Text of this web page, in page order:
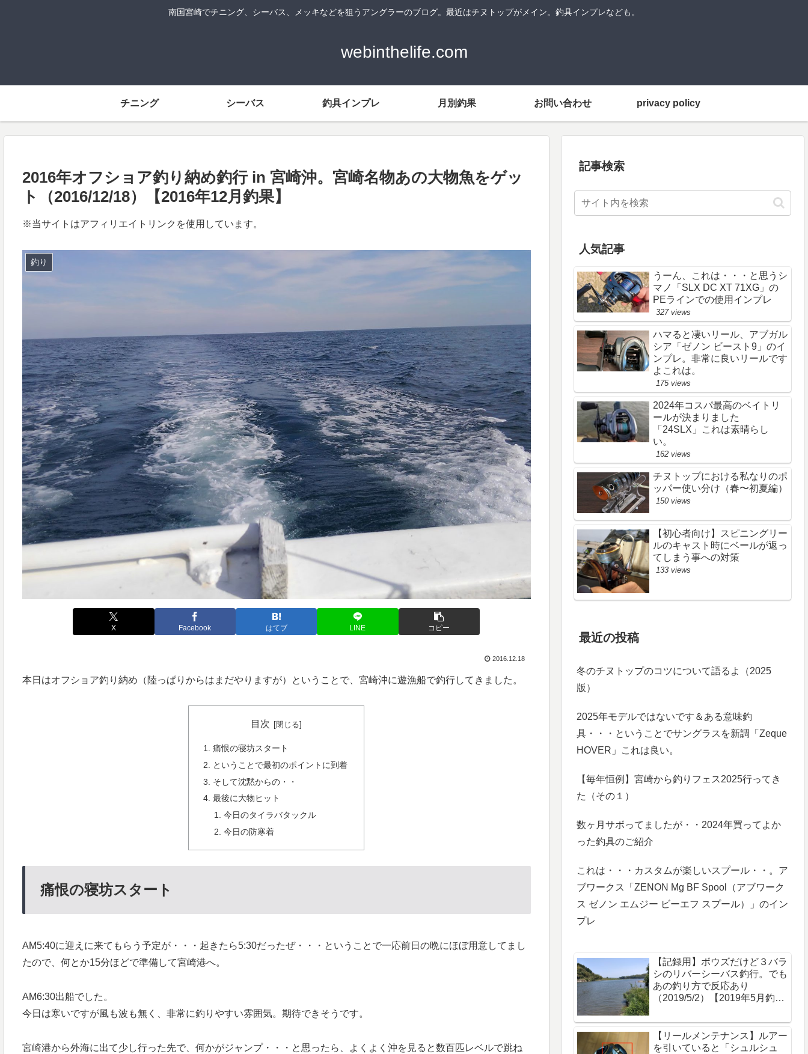
南国宮崎でチニング、シーバス、メッキなどを狙うアングラーのブログ。最近はチヌトップがメイン。釣具インプレなども。
webinthelife.com
チニング シーバス 釣具インプレ 月別釣果 お問い合わせ privacy policy
2016年オフショア釣り納め釣行 in 宮崎沖。宮崎名物あの大物魚をゲッ
ト（2016/12/18）【2016年12月釣果】
※当サイトはアフィリエイトリンクを使用しています。
釣り
X Facebook はてブ LINE コピー
2016.12.18
本日はオフショア釣り納め（陸っぱりからはまだやりますが）ということで、宮崎沖に遊漁船で釣行してきました。
目次
痛恨の寝坊スタート
ということで最初のポイントに到着
そして沈黙からの・・
最後に大物ヒット
今日のタイラバタックル
今日の防寒着
痛恨の寝坊スタート
AM5:40に迎えに来てもらう予定が・・・起きたら5:30だったぜ・・・ということで一応前日の晩にほぼ用意してまし
たので、何とか15分ほどで準備して宮崎港へ。
AM6:30出船でした。
今日は寒いですが風も波も無く、非常に釣りやすい雰囲気。期待できそうです。
宮崎港から外海に出て少し行った先で、何かがジャンプ・・・と思ったら、よくよく沖を見ると数百匹レベルで跳ね
記事検索
人気記事
うーん、これは・・・と思うシ
マノ「SLX DC XT 71XG」の
PEラインでの使用インプレ
327 views
ハマると凄いリール、アブガル
シア「ゼノン ビースト9」のイ
ンプレ。非常に良いリールです
よこれは。
175 views
2024年コスパ最高のベイトリ
ールが決まりました
「24SLX」これは素晴らし
い。
162 views
チヌトップにおける私なりのポ
ッパー使い分け（春〜初夏編）
150 views
【初心者向け】スピニングリー
ルのキャスト時にベールが返っ
てしまう事への対策
133 views
最近の投稿
冬のチヌトップのコツについて語るよ（2025
版）
2025年モデルではないです＆ある意味釣
具・・・ということでサングラスを新調「Zeque
HOVER」これは良い。
【毎年恒例】宮崎から釣りフェス2025行ってき
た（その１）
数ヶ月サボってましたが・・2024年買ってよか
った釣具のご紹介
これは・・・カスタムが楽しいスプール・・。ア
ブワークス「ZENON Mg BF Spool（アブワーク
ス ゼノン エムジー ビーエフ スプール）」のイン
プレ
【記録用】ボウズだけど３バラ
シのリバーシーバス釣行。でも
あの釣り方で反応あり
（2019/5/2）【2019年5月釣
【リールメンテナンス】ルアー
を引いていると「シュルシュ